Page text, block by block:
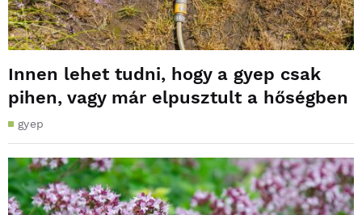
Innen lehet tudni, hogy a gyep csak
pihen, vagy már elpusztult a hőségben
gyep